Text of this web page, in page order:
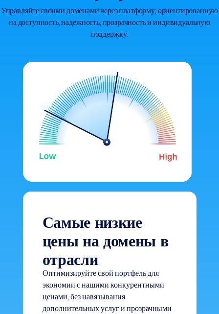
Управляйте своими доменами через платформу, ориентированную
на доступность, надежность, прозрачность и индивидуальную
поддержку.
Самые низкие
цены на домены в
отрасли
Оптимизируйте свой портфель для
экономии с нашими конкурентными
ценами, без навязывания
дополнительных услуг и прозрачными